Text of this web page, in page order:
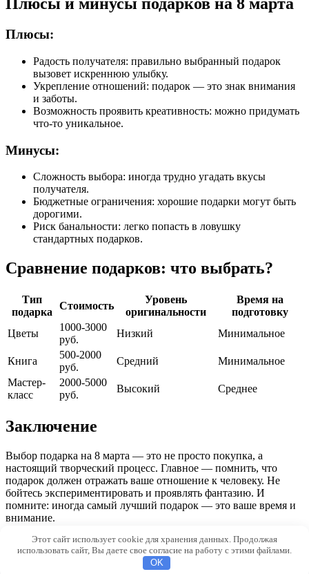
Плюсы:
Радость получателя: правильно выбранный подарок
вызовет искреннюю улыбку.
Укрепление отношений: подарок — это знак внимания
и заботы.
Возможность проявить креативность: можно придумать
что-то уникальное.
Минусы:
Сложность выбора: иногда трудно угадать вкусы
получателя.
Бюджетные ограничения: хорошие подарки могут быть
дорогими.
Риск банальности: легко попасть в ловушку
стандартных подарков.
Сравнение подарков: что выбрать?
Тип
подарка
Стоимость
Уровень
оригинальности
Время на
подготовку
Цветы
1000-3000
руб.
Низкий Минимальное
Книга
500-2000
руб.
Средний
Минимальное
Мастер-
класс
2000-5000
руб.
Высокий Среднее
Заключение
Выбор подарка на 8 марта — это не просто покупка, а
настоящий творческий процесс. Главное — помнить, что
подарок должен отражать ваше отношение к человеку. Не
бойтесь экспериментировать и проявлять фантазию. И
помните: иногда самый лучший подарок — это ваше время и
внимание.
© 2026 В Ритме Времени | vritmevremeni.ru
Этот сайт использует cookie для хранения данных. Продолжая
использовать сайт, Вы даете свое согласие на работу с этими файлами.
OK